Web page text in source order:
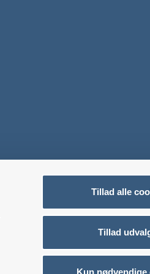
Tillad alle
Tillad
Kun nødvendige